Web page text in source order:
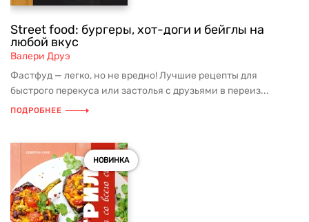
Street food: бургеры, хот-доги и бейглы на
любой вкус
Валери Друэ
Фастфуд — легко, но не вредно! Лучшие рецепты для
быстрого перекуса или застолья с друзьями в переиз...
ПОДРОБНЕЕ
НОВИНКА